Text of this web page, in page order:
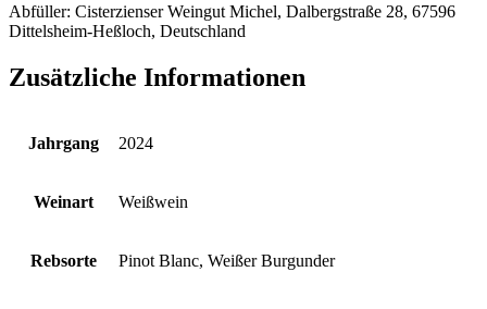
Abfüller: Cisterzienser Weingut Michel, Dalbergstraße 28, 67596
Dittelsheim-Heßloch, Deutschland
Zusätzliche Informationen
Jahrgang 2024
Weinart Weißwein
Rebsorte Pinot Blanc, Weißer Burgunder